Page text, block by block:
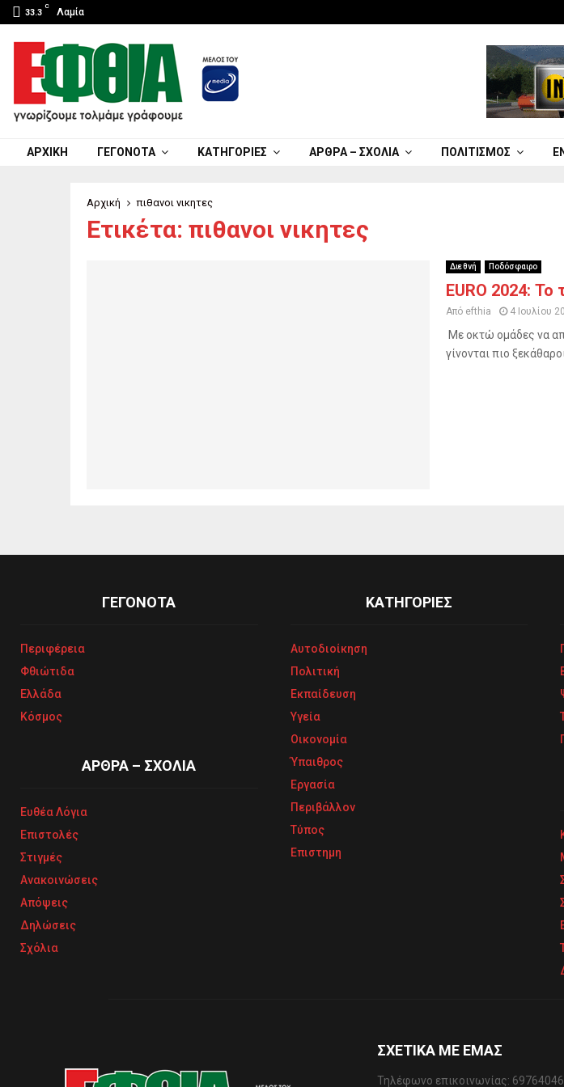
33.3
C
Λαμία
ΑΡΧΙΚΉ ΓΕΓΟΝΌΤΑ ΚΑΤΗΓΟΡΊΕΣ ΆΡΘΡΑ – ΣΧΌΛΙΑ ΠΟΛΙΤΙΣΜΌΣ
Αρχική πιθανοι νικητες
Ετικέτα: πιθανοι νικητες
Διεθνή Ποδόσφαιρο
EURO 2024:
Από efthia 4 Ιουλίου
Με οκτώ ομάδες να
γίνονται πιο
ΓΕΓΟΝΟΤΑ
Περιφέρεια
Φθιώτιδα
Ελλάδα
Κόσμος
ΑΡΘΡΑ – ΣΧΟΛΙΑ
Ευθέα Λόγια
Επιστολές
Στιγμές
Ανακοινώσεις
Απόψεις
Δηλώσεις
Σχόλια
ΚΑΤΗΓΟΡΙΕΣ
Αυτοδιοίκηση
Πολιτική
Εκπαίδευση
Υγεία
Οικονομία
Ύπαιθρος
Εργασία
Περιβάλλον
Τύπος
Επιστημη
ΣΧΕΤΙΚΆ ΜΕ ΕΜΆΣ
Τηλέφωνo επικοινωνίας: